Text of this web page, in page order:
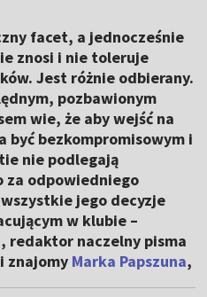
facet, a jednocześnie
znosi i nie toleruje
Jest różnie odbierany.
pozbawionym
wie, że aby wejść na
być bezkompromisowym i
nie podlegają
za odpowiedniego
jego decyzje
w klubie –
redaktor naczelny pisma
znajomy Marka Papszuna,